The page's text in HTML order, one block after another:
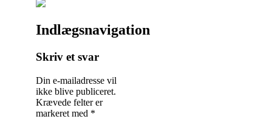
Indlægsnavigation
Skriv et svar
Din e-mailadresse vil
ikke blive publiceret.
Krævede felter er
markeret med *